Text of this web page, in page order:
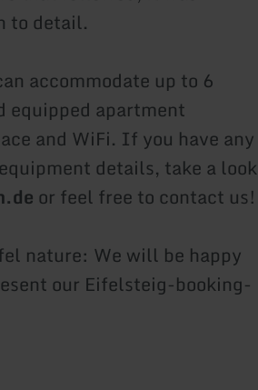
to detail.
accommodate up to 6
equipped apartment
and WiFi. If you have any
details, take a look
or feel free to contact us!
nature: We will be happy
our Eifelsteig-booking-